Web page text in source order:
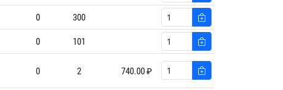
0 300
0 101
0 2 740.00 ₽